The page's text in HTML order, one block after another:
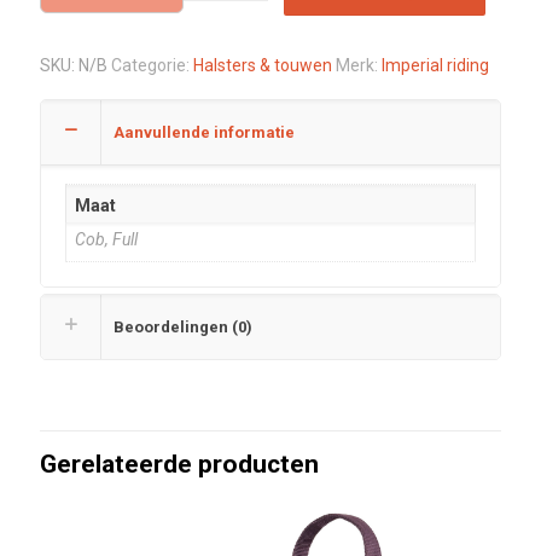
SKU: N/B Categorie: Halsters & touwen Merk: Imperial riding
Aanvullende informatie
Maat
Cob, Full
Beoordelingen (0)
Gerelateerde producten